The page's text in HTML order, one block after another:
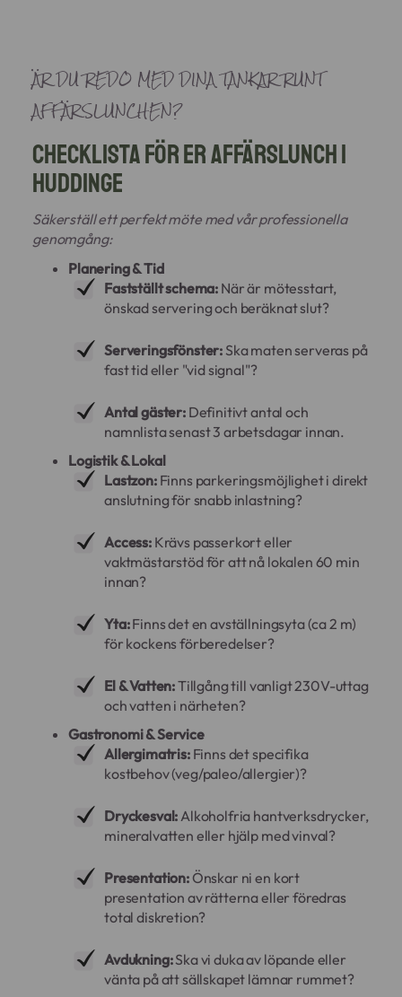
ÄR DU REDO MED DINA TANKAR RUNT
AFFÄRSLUNCHEN?
Checklista för er affärslunch i
Huddinge
Säkerställ ett perfekt möte med vår professionella
genomgång:
Planering & Tid
Fastställt schema: När är mötesstart,
önskad servering och beräknat slut?
Serveringsfönster: Ska maten serveras på
fast tid eller "vid signal"?
Antal gäster:Definitivt antal och
namnlista senast 3 arbetsdagar innan.
Logistik & Lokal
Lastzon:Finns parkeringsmöjlighet i direkt
anslutning för snabb inlastning?
Access:Krävs passerkort eller
vaktmästarstöd för att nå lokalen 60 min
innan?
Yta:Finns det en avställningsyta (ca 2 m)
för kockens förberedelser?
El & Vatten:Tillgång till vanligt 230V-uttag
och vatten i närheten?
Gastronomi & Service
Allergimatris:Finns det specifika
kostbehov (veg/paleo/allergier)?
Dryckesval:Alkoholfria hantverksdrycker,
mineralvatten eller hjälp med vinval?
Presentation:Önskar ni en kort
presentation av rätterna eller föredras
total diskretion?
Avdukning:Ska vi duka av löpande eller
vänta på att sällskapet lämnar rummet?